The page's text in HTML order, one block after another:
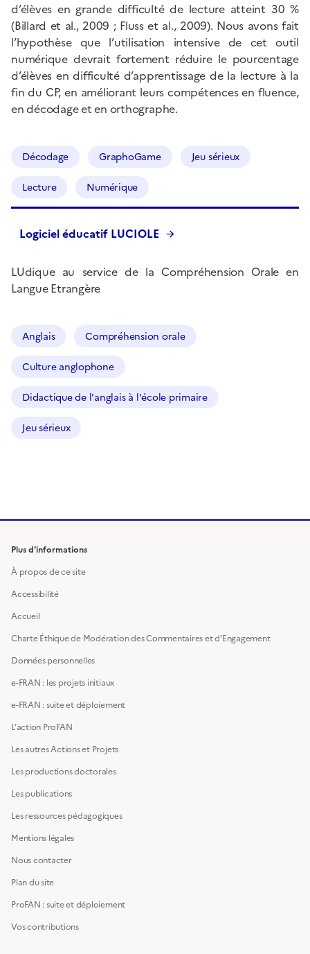
d’élèves en grande difficulté de lecture atteint 30 %
(Billard et al., 2009 ; Fluss et al., 2009). Nous avons fait
l’hypothèse que l’utilisation intensive de cet outil
numérique devrait fortement réduire le pourcentage
d’élèves en difficulté d’apprentissage de la lecture à la
fin du CP, en améliorant leurs compétences en fluence,
en décodage et en orthographe.
Décodage GraphoGame Jeu sérieux
Lecture Numérique
Logiciel éducatif LUCIOLE
LUdique au service de la Compréhension Orale en
Langue Etrangère
Anglais Compréhension orale
Culture anglophone
Didactique de l'anglais à l'école primaire
Jeu sérieux
Plus d'informations
À propos de ce site
Accessibilité
Accueil
Charte Éthique de Modération des Commentaires et d’Engagement
Données personnelles
e-FRAN : les projets initiaux
e-FRAN : suite et déploiement
L’action ProFAN
Les autres Actions et Projets
Les productions doctorales
Les publications
Les ressources pédagogiques
Mentions légales
Nous contacter
Plan du site
ProFAN : suite et déploiement
Vos contributions